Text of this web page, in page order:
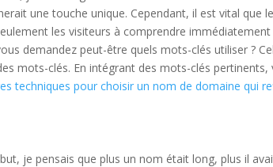
une touche unique. Cependant, il est vital que
les visiteurs à comprendre
demandez peut-être quels mots-clés utiliser ?
mots-clés. En intégrant des mots-clés pertinents,
techniques pour choisir un nom de domaine qui
je pensais que plus un nom était long, plus il